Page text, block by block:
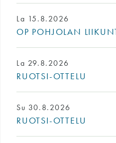
La 15.8.2026
OP POHJOLAN
La 29.8.2026
RUOTSI-OTTELU
Su 30.8.2026
RUOTSI-OTTELU